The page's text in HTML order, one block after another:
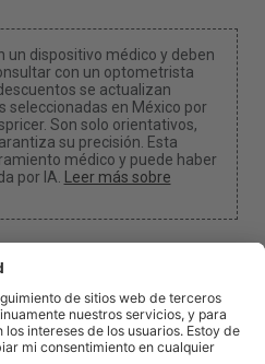
un dispositivo médico y deben
con un optometrista
se actualizan
seleccionadas en México por
Son solo orientativos,
su precisión. Esta
médico y puede haber
por IA. Leer más sobre
cookies y privacidad